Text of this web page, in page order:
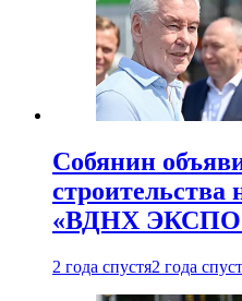
Собянин
строительства
«ВДНХ
2 года спустя2 года